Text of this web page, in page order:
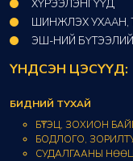
ХҮРЭЭЛЭНГҮҮД​
ШИНЖЛЭХ УХААН,
ЭШ-НИЙ
ҮНДСЭН ЦЭСҮҮД:
БИДНИЙ ТУХАЙ
БҮТЭЦ, ЗОХИОН
БОДЛОГО,
СУДАЛГААНЫ